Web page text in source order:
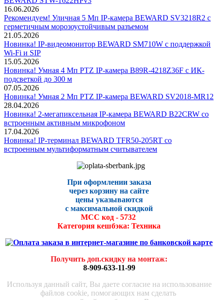
16.06.2026
Рекомендуем! Уличная 5 Мп IP-камера BEWARD SV3218R2 с
герметичным морозоустойчивым разъемом
21.05.2026
Новинка! IP-видеомонитор BEWARD SM710W с поддержкой
Wi-Fi и SIP
15.05.2026
Новинка! Умная 4 Мп PTZ IP-камера B89R-4218Z36F с ИК-
подсветкой до 300 м
07.05.2026
Новинка! Умная 2 Мп PTZ IP-камера BEWARD SV2018-MR12
28.04.2026
Новинка! 2-мегапиксельная IP-камера BEWARD B22CRW со
встроенным активным микрофоном
17.04.2026
Новинка! IP-терминал BEWARD TFR50-205RT со
встроенным мультиформатным считывателем
При оформлении заказа
через корзину на сайте
цены указываются
с максимальной скидкой
МСС код - 5732
Категория кешбэка: Техника
Получить доп.скидку на монтаж:
8-909-633-11-99
Используя данный сайт, Вы даете согласие на использование
файлов cookie, помогающих нам сделать